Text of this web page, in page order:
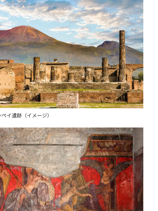
イ遺跡（イメージ）